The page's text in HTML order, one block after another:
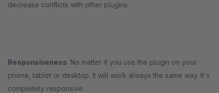
decrease conflicts with other plugins.
Responsiveness: No matter if you use the plugin on your
phone, tablet or desktop. It will work always the same way. It's
completely responsive.